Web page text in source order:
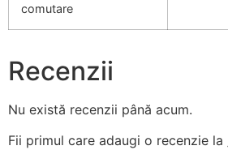
comutare
Recenzii
Nu există recenzii până acum.
Fii primul care adaugi o recenzie la